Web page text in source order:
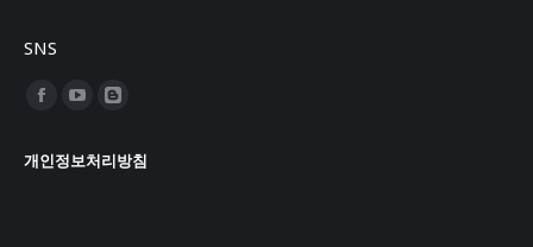
SNS
Find us on:
Facebook
opens
YouTube
opens
Blogger
opens
개인정보처리방침